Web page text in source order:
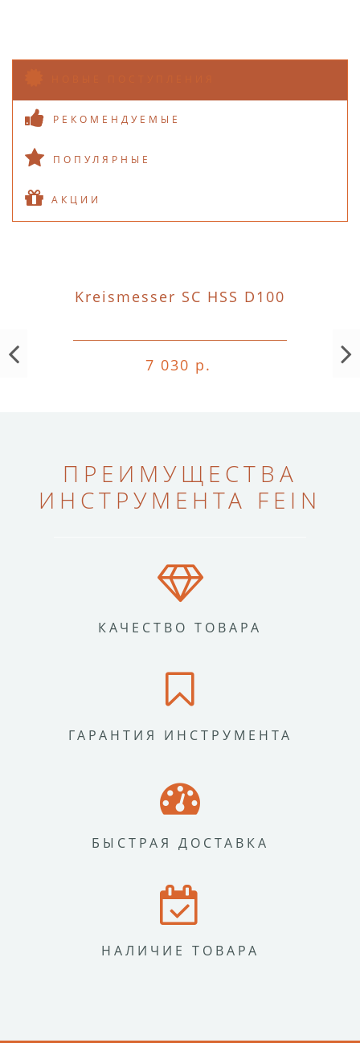
РЕКОМЕНДУЕМЫЕ
ПОПУЛЯРНЫЕ
АКЦИИ
Kreismesser SC HSS D100
7 030 р.
ПРЕИМУЩЕСТВА
ИНСТРУМЕНТА FEIN
КАЧЕСТВО ТОВАРА
ГАРАНТИЯ ИНСТРУМЕНТА
БЫСТРАЯ ДОСТАВКА
НАЛИЧИЕ ТОВАРА